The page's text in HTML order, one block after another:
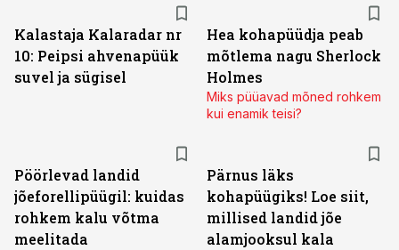
Kalastaja Kalaradar nr
10: Peipsi ahvenapüük
suvel ja sügisel
Hea kohapüüdja peab
mõtlema nagu Sherlock
Holmes
Miks püüavad mõned rohkem
kui enamik teisi?
Pöörlevad landid
jõeforellipüügil: kuidas
rohkem kalu võtma
meelitada
Pärnus läks
kohapüügiks! Loe siit,
millised landid jõe
alamjooksul kala